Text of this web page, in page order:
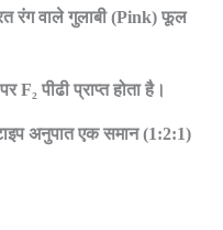
रंग वाले गुलाबी (Pink) फूल
F₂ पीढी प्राप्त होता है।
अनुपात एक समान (1:2:1)